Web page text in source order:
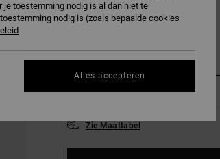
XS S M
Zie Maattabel
toestemming nodig is al dan niet te
nodig is (zoals bepaalde cookies
Alles accepteren